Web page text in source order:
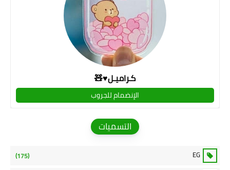
كـراميـل♥🧸
الإنضمام للجروب
التسميات
EG
(175)